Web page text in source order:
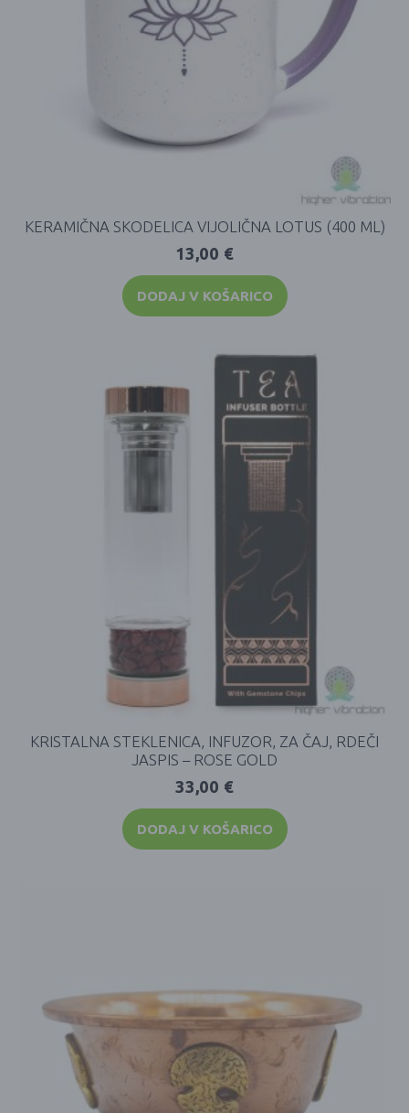
KERAMIČNA SKODELICA VIJOLIČNA LOTUS (400 ML)
13,00 €
DODAJ V KOŠARICO
KRISTALNA STEKLENICA, INFUZOR, ZA ČAJ, RDEČI
JASPIS – ROSE GOLD
33,00 €
DODAJ V KOŠARICO